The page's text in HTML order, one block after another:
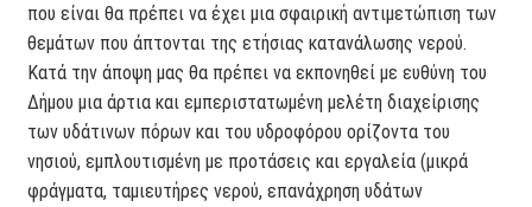
που είναι θα πρέπει να έχει μια σφαιρική αντιμετώπιση των
θεμάτων που άπτονται της ετήσιας κατανάλωσης νερού.
Κατά την άποψη μας θα πρέπει να εκπονηθεί με ευθύνη του
Δήμου μια άρτια και εμπεριστατωμένη μελέτη διαχείρισης
των υδάτινων πόρων και του υδροφόρου ορίζοντα του
νησιού, εμπλουτισμένη με προτάσεις και εργαλεία (μικρά
φράγματα, ταμιευτήρες νερού, επανάχρηση υδάτων